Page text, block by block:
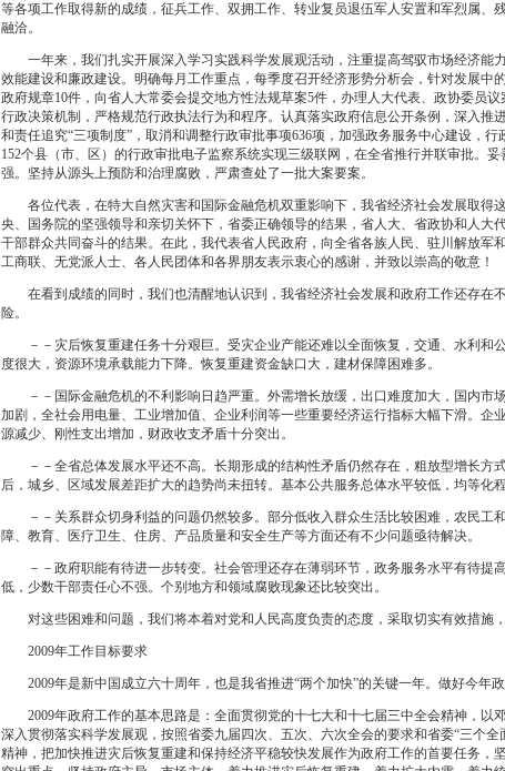
等各项工作取得新的成绩，征兵工作、双拥工作、转业复员退伍军人安置和军烈属、
融洽。
一年来，我们扎实开展深入学习实践科学发展观活动，注重提高驾驭市场经济能
效能建设和廉政建设。明确每月工作重点，每季度召开经济形势分析会，针对发展中
政府规章10件，向省人大常委会提交地方性法规草案5件，办理人大代表、政协委员
行政决策机制，严格规范行政执法行为和程序。认真落实政府信息公开条例，深入推
和责任追究“三项制度”，取消和调整行政审批事项636项，加强政务服务中心建设，
152个县（市、区）的行政审批电子监察系统实现三级联网，在全省推行并联审批。
强。坚持从源头上预防和治理腐败，严肃查处了一批大案要案。
各位代表，在特大自然灾害和国际金融危机双重影响下，我省经济社会发展取得
央、国务院的坚强领导和亲切关怀下，省委正确领导的结果，省人大、省政协和人大
干部群众共同奋斗的结果。在此，我代表省人民政府，向全省各族人民、驻川解放军
工商联、无党派人士、各人民团体和各界朋友表示衷心的感谢，并致以崇高的敬意！
在看到成绩的同时，我们也清醒地认识到，我省经济社会发展和政府工作还存在
险。
－－灾后恢复重建任务十分艰巨。受灾企业产能还难以全面恢复，交通、水利和
度很大，资源环境承载能力下降。恢复重建资金缺口大，建材保障困难多。
－－国际金融危机的不利影响日趋严重。外需增长放缓，出口难度加大，国内市
加剧，全社会用电量、工业增加值、企业利润等一些重要经济运行指标大幅下滑。企
源减少、刚性支出增加，财政收支矛盾十分突出。
－－全省总体发展水平还不高。长期形成的结构性矛盾仍然存在，粗放型增长方
后，城乡、区域发展差距扩大的趋势尚未扭转。基本公共服务总体水平较低，均等化程
－－关系群众切身利益的问题仍然较多。部分低收入群众生活比较困难，农民工
障、教育、医疗卫生、住房、产品质量和安全生产等方面还有不少问题亟待解决。
－－政府职能有待进一步转变。社会管理还存在薄弱环节，政务服务水平有待提
低，少数干部责任心不强。个别地方和领域腐败现象还比较突出。
对这些困难和问题，我们将本着对党和人民高度负责的态度，采取切实有效措施，
2009年工作目标要求
2009年是新中国成立六十周年，也是我省推进“两个加快”的关键一年。做好今年政
2009年政府工作的基本思路是：全面贯彻党的十七大和十七届三中全会精神，以邓
深入贯彻落实科学发展观，按照省委九届四次、五次、六次全会的要求和省委“三个
精神，把加快推进灾后恢复重建和保持经济平稳较快发展作为政府工作的首要任务，